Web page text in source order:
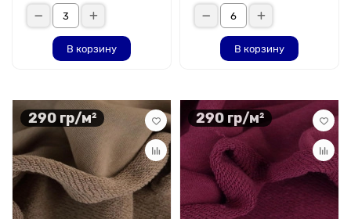
В корзину В корзину
290 гр/м² 290 гр/м²